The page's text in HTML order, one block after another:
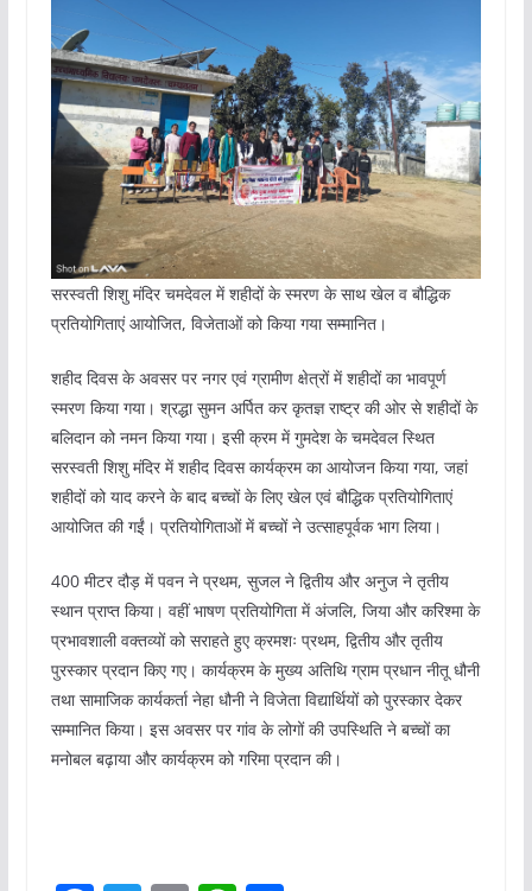
सरस्वती शिशु मंदिर चमदेवल में शहीदों के स्मरण के साथ खेल व बौद्धिक
प्रतियोगिताएं आयोजित, विजेताओं को किया गया सम्मानित।
शहीद दिवस के अवसर पर नगर एवं ग्रामीण क्षेत्रों में शहीदों का भावपूर्ण
स्मरण किया गया। श्रद्धा सुमन अर्पित कर कृतज्ञ राष्ट्र की ओर से शहीदों के
बलिदान को नमन किया गया। इसी क्रम में गुमदेश के चमदेवल स्थित
सरस्वती शिशु मंदिर में शहीद दिवस कार्यक्रम का आयोजन किया गया, जहां
शहीदों को याद करने के बाद बच्चों के लिए खेल एवं बौद्धिक प्रतियोगिताएं
आयोजित की गईं। प्रतियोगिताओं में बच्चों ने उत्साहपूर्वक भाग लिया।
400 मीटर दौड़ में पवन ने प्रथम, सुजल ने द्वितीय और अनुज ने तृतीय
स्थान प्राप्त किया। वहीं भाषण प्रतियोगिता में अंजलि, जिया और करिश्मा के
प्रभावशाली वक्तव्यों को सराहते हुए क्रमशः प्रथम, द्वितीय और तृतीय
पुरस्कार प्रदान किए गए। कार्यक्रम के मुख्य अतिथि ग्राम प्रधान नीतू धौनी
तथा सामाजिक कार्यकर्ता नेहा धौनी ने विजेता विद्यार्थियों को पुरस्कार देकर
सम्मानित किया। इस अवसर पर गांव के लोगों की उपस्थिति ने बच्चों का
मनोबल बढ़ाया और कार्यक्रम को गरिमा प्रदान की।